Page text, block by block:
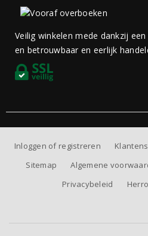
Veilig winkelen mede dankzij
en betrouwbaar en eerlijk
Inloggen of registreren
Sitemap
Algemene
Privacybeleid